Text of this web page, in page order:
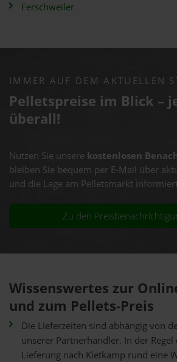
Ferschweiler
IMMER AUF DEM AKTUELLEN
Pelletspreise im Blick –
überall!
Nutzen Sie unsere kostenlosen
bleiben Sie bequem per E-Mail über
und die Lage am Pelletsmarkt
Zu den
Wissenswertes zur
und zum Pellets-Preis
Die Lieferzeiten sind abhängig von
unserer Partnerhändler. In der
Lieferung nach Kletkamp rund eine